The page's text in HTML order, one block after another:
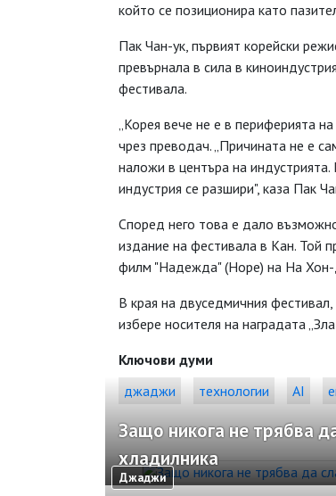
който се позиционира като
Пак Чан-ук, първият корейски
превърнала в сила в
фестивала.
„Корея вече не е в периферията
чрез преводач. „Причината не е
наложи в центъра на
индустрия се разшири", каза Пак
Според него това е дало
издание на фестивала в Кан. Той
филм "Надежда" (Hope) на На
В края на двуседмичния
избере носителя на наградата
Ключови думи
джаджи
технологии AI
Джаджи
Защо никога не трябва
хладилника